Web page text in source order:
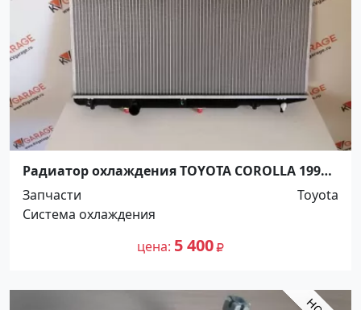
Радиатор охлаждения TOYOTA COROLLA 1991-
2002 Краснодар
Запчасти
Toyota
Система охлаждения
цена 5 400